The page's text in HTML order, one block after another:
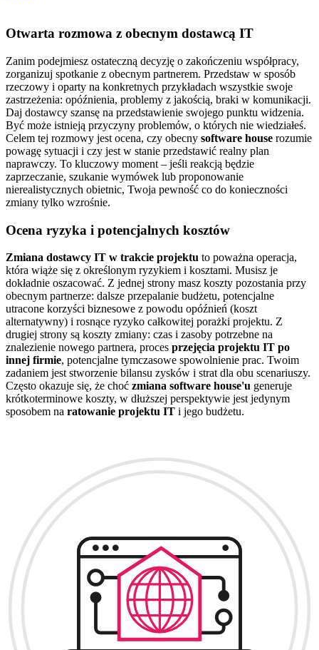
Otwarta rozmowa z obecnym dostawcą IT
Zanim podejmiesz ostateczną decyzję o zakończeniu współpracy,
zorganizuj spotkanie z obecnym partnerem. Przedstaw w sposób
rzeczowy i oparty na konkretnych przykładach wszystkie swoje
zastrzeżenia: opóźnienia, problemy z jakością, braki w komunikacji.
Daj dostawcy szansę na przedstawienie swojego punktu widzenia.
Być może istnieją przyczyny problemów, o których nie wiedziałeś.
Celem tej rozmowy jest ocena, czy obecny software house rozumie
powagę sytuacji i czy jest w stanie przedstawić realny plan
naprawczy. To kluczowy moment – jeśli reakcją będzie
zaprzeczanie, szukanie wymówek lub proponowanie
nierealistycznych obietnic, Twoja pewność co do konieczności
zmiany tylko wzrośnie.
Ocena ryzyka i potencjalnych kosztów
Zmiana dostawcy IT w trakcie projektu to poważna operacja,
która wiąże się z określonym ryzykiem i kosztami. Musisz je
dokładnie oszacować. Z jednej strony masz koszty pozostania przy
obecnym partnerze: dalsze przepalanie budżetu, potencjalne
utracone korzyści biznesowe z powodu opóźnień (koszt
alternatywny) i rosnące ryzyko całkowitej porażki projektu. Z
drugiej strony są koszty zmiany: czas i zasoby potrzebne na
znalezienie nowego partnera, proces przejęcia projektu IT po
innej firmie, potencjalne tymczasowe spowolnienie prac. Twoim
zadaniem jest stworzenie bilansu zysków i strat dla obu scenariuszy.
Często okazuje się, że choć zmiana software house'u generuje
krótkoterminowe koszty, w dłuższej perspektywie jest jedynym
sposobem na ratowanie projektu IT i jego budżetu.